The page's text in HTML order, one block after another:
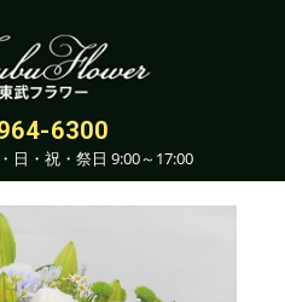
6300
日・祝・祭日 9:00～17:00